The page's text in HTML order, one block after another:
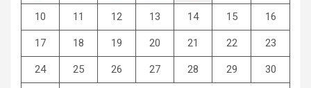
10 11 12 13 14 15 16
17 18 19 20 21 22 23
24 25 26 27 28 29 30